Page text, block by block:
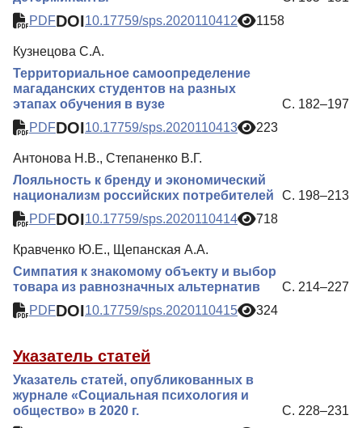
PDFDOI10.17759/sps.2020110412 1158
Кузнецова С.А.
Территориальное самоопределение
магаданских студентов на разных
этапах обучения в вузе
С. 182–197
PDFDOI10.17759/sps.2020110413 223
Антонова Н.В., Степаненко В.Г.
Лояльность к бренду и экономический
национализм российских потребителей
С. 198–213
PDFDOI10.17759/sps.2020110414 718
Кравченко Ю.Е., Щепанская А.А.
Симпатия к знакомому объекту и выбор
товара из равнозначных альтернатив
С. 214–227
PDFDOI10.17759/sps.2020110415 324
Указатель статей
Указатель статей, опубликованных в
журнале «Социальная психология и
общество» в 2020 г.
С. 228–231